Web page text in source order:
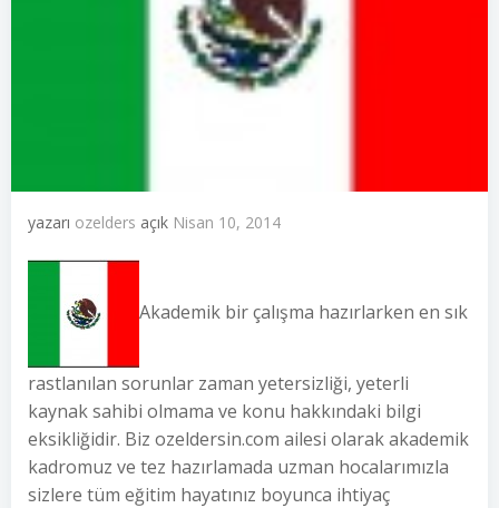
yazarı ozelders açık Nisan 10, 2014
Akademik bir çalışma hazırlarken en sık
rastlanılan sorunlar zaman yetersizliği, yeterli
kaynak sahibi olmama ve konu hakkındaki bilgi
eksikliğidir. Biz ozeldersin.com ailesi olarak akademik
kadromuz ve tez hazırlamada uzman hocalarımızla
sizlere tüm eğitim hayatınız boyunca ihtiyaç